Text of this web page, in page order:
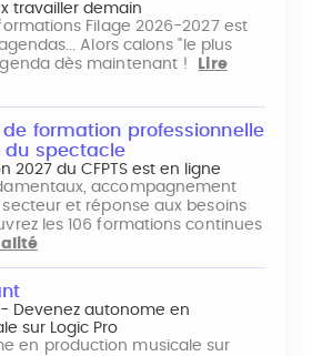
travailler demain
Filage 2026-2027 est
Alors calons "le plus
dès maintenant !
Lire
de formation professionnelle
du spectacle
2027 du CFPTS est en ligne
accompagnement
et réponse aux besoins
les 106 formations continues
Devenez autonome en
sur Logic Pro
en production musicale sur